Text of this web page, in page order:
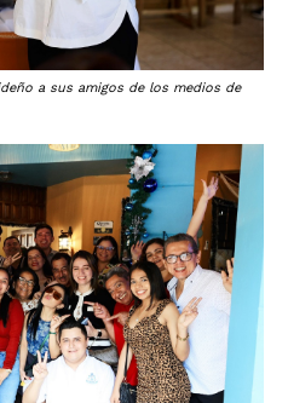
a sus amigos de los medios de